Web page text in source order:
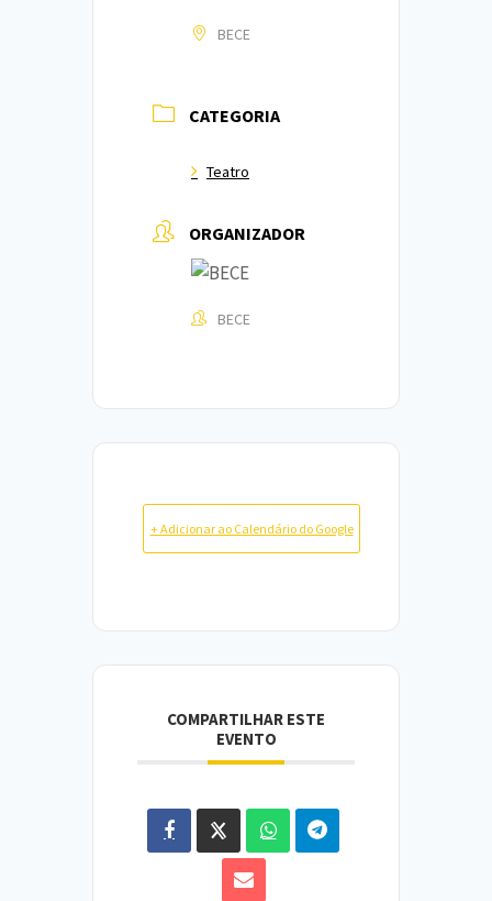
BECE
CATEGORIA
Teatro
ORGANIZADOR
BECE
+ Adicionar ao Calendário do Google
COMPARTILHAR ESTE
EVENTO